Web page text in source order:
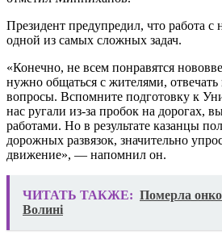
Президент предупредил, что работа с
одной из самых сложных задач.
«Конечно, не всем понравятся
нужно общаться с жителями,
вопросы. Вспомните подготовку к
нас ругали из-за пробок на дорогах,
работами. Но в результате казанцы
дорожных развязок, значительно
движение», — напомнил он.
ЧИТАТЬ ТАКЖЕ: Померла
Волині